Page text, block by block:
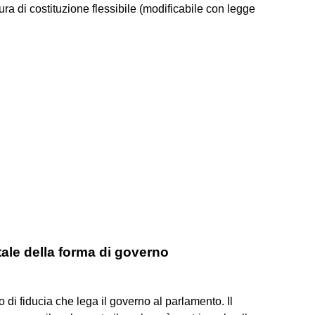
di costituzione flessibile (modificabile con legge
della forma di governo
fiducia che lega il governo al parlamento. Il